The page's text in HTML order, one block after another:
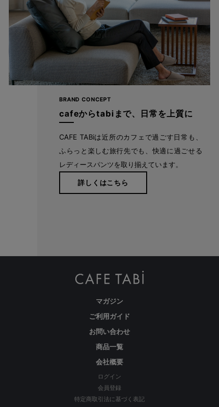
1本の糸から、そして1枚の生地から、多くの職人の手によっ
てCAFE TABiのレディースパンツはできあがっています。
ハイクオリティなパターンと丁寧な縫製でもっと美しく。や
りたいことを妨げず、好きなことを目一杯楽しめる、1日中
詳しくはこちら
商品画像は撮影環境、またご利用のPC環境等により実物と異なって見
・この製品はインディゴ染料で染色した生地を使用し、縫製後に製品
洗い加工を施しています。染料が色落ちしますので他のものと一緒に
洗わないでください。また、汗や雨などで湿った状態、および摩擦に
よって色移りすることがあります。
・洗濯には漂白剤や蛍光増白剤入り洗剤のご使用はお避けください。
・濡れたまま放置することはお避けください万が一、他の衣料に色移
BRAND CONCEPT
cafeからtabiまで、日常を上質に
CAFE TABiは近所のカフェで過ごす日常も、
ふらっと楽しむ旅行先でも、快適に過ごせる
レディースパンツを取り揃えています。
詳しくはこちら
マガジン
ご利用ガイド
お問い合わせ
商品一覧
会社概要
ログイン
会員登録
特定商取引法に基づく表記